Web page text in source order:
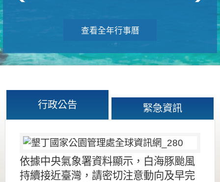
查看全年行事曆
行政公告 緊急資訊
依據中央氣象署資料顯示，白海豚颱風
持續接近臺灣，請密切注意動向及早完